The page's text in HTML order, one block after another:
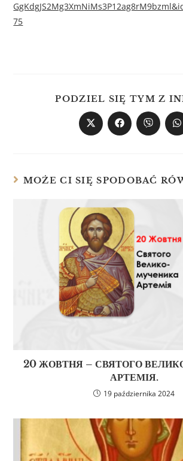
75
PODZIEL SIĘ TYM Z
MOŻE CI SIĘ SPODOBAĆ
20 ЖОВТНЯ – СВЯТОГО
АРТЕМІЯ.
19 października 2024